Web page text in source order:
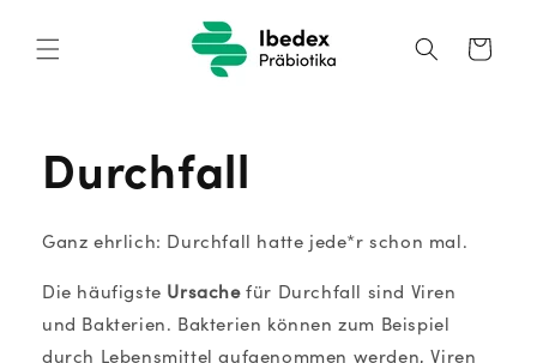
Inhalt
Warenkorb
Durchfall
Ganz ehrlich: Durchfall hatte jede*r schon mal.
Die häufigste Ursachefür Durchfall sind Viren
und Bakterien. Bakterien können zum Beispiel
durch Lebensmittel aufgenommen werden, Viren